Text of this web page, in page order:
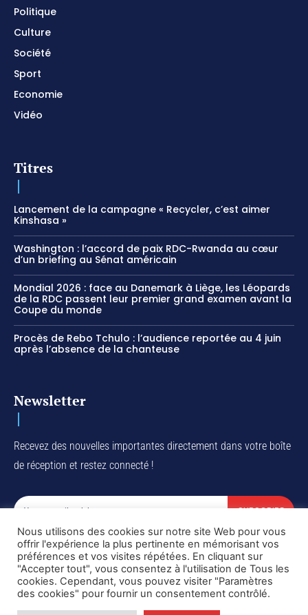
Politique
Culture
Société
Sport
Economie
Vidéo
Titres
Lancement de la campagne « Recycler, c’est aimer
Kinshasa »
Washington : l’accord de paix RDC-Rwanda au cœur
d’un briefing au Sénat américain
Mondial 2026 : face au Danemark à Liège, les Léopards
de la RDC passent leur premier grand examen avant la
Coupe du monde
Procès de Rebo Tchulo : l’audience reportée au 4 juin
après l’absence de la chanteuse
Newsletter
Recevez des nouvelles importantes directement dans votre boîte
de réception et restez connecté !
SUBSCRIBE
I've read and accept thePrivacy Policy.
Copyright © DiaspoRDC. All rights reserved
Nous utilisons des cookies sur notre site Web pour vous
offrir l'expérience la plus pertinente en mémorisant vos
préférences et vos visites répétées. En cliquant sur
"Accepter tout", vous consentez à l'utilisation de Tous les
cookies. Cependant, vous pouvez visiter "Paramètres
des cookies" pour fournir un consentement contrôlé.